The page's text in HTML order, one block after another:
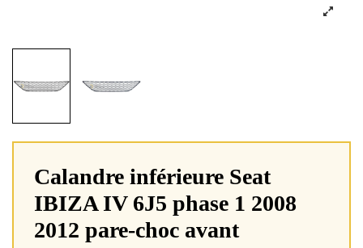
Calandre inférieure Seat
IBIZA IV 6J5 phase 1 2008
2012 pare-choc avant